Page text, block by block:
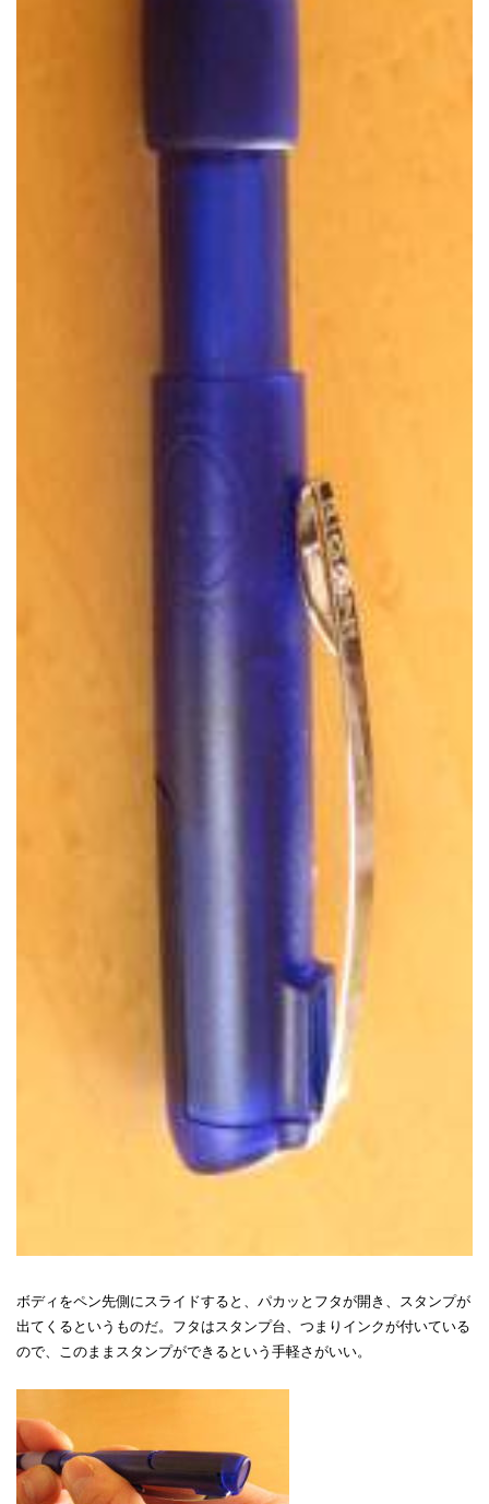
ボディをペン先側にスライドすると、パカッとフタが開き、スタンプが
出てくるというものだ。フタはスタンプ台、つまりインクが付いている
ので、このままスタンプができるという手軽さがいい。